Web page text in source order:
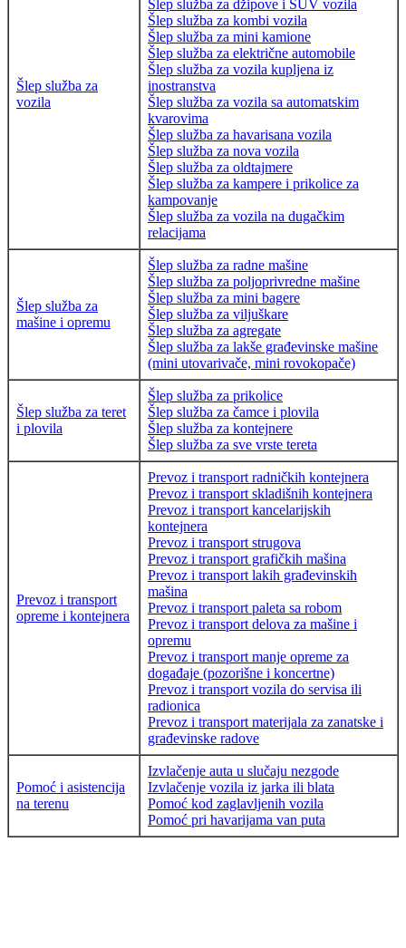
Šlep služba za
vozila
Šlep služba za džipove i SUV vozila
Šlep služba za kombi vozila
Šlep služba za mini kamione
Šlep služba za električne automobile
Šlep služba za vozila kupljena iz
inostranstva
Šlep služba za vozila sa automatskim
kvarovima
Šlep služba za havarisana vozila
Šlep služba za nova vozila
Šlep služba za oldtajmere
Šlep služba za kampere i prikolice za
kampovanje
Šlep služba za vozila na dugačkim
relacijama
Šlep služba za
mašine i opremu
Šlep služba za radne mašine
Šlep služba za poljoprivredne mašine
Šlep služba za mini bagere
Šlep služba za viljuškare
Šlep služba za agregate
Šlep služba za lakše građevinske mašine
(mini utovarivače, mini rovokopače)
Šlep služba za teret
i plovila
Šlep služba za prikolice
Šlep služba za čamce i plovila
Šlep služba za kontejnere
Šlep služba za sve vrste tereta
Prevoz i transport
opreme i kontejnera
Prevoz i transport radničkih kontejnera
Prevoz i transport skladišnih kontejnera
Prevoz i transport kancelarijskih
kontejnera
Prevoz i transport strugova
Prevoz i transport grafičkih mašina
Prevoz i transport lakih građevinskih
mašina
Prevoz i transport paleta sa robom
Prevoz i transport delova za mašine i
opremu
Prevoz i transport manje opreme za
događaje (pozorišne i koncertne)
Prevoz i transport vozila do servisa ili
radionica
Prevoz i transport materijala za zanatske i
građevinske radove
Pomoć i asistencija
na terenu
Izvlačenje auta u slučaju nezgode
Izvlačenje vozila iz jarka ili blata
Pomoć kod zaglavljenih vozila
Pomoć pri havarijama van puta